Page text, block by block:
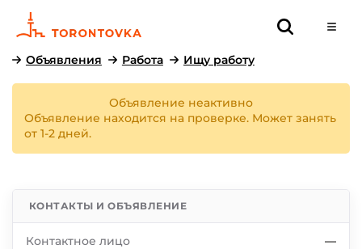
Объявления Работа Ищу работу
Объявление неактивно
Объявление находится на проверке. Может занять
от 1-2 дней.
КОНТАКТЫ И ОБЪЯВЛЕНИЕ
Контактное лицо —